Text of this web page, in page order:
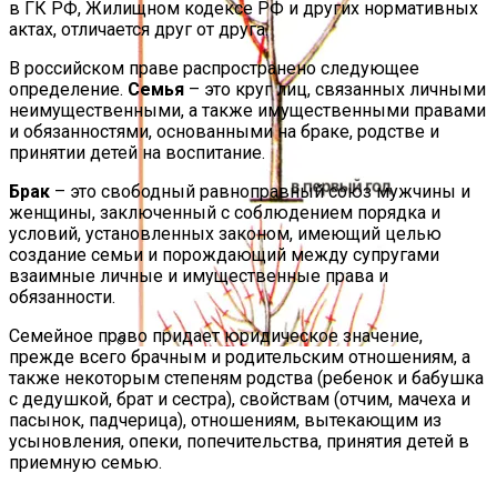
Схема, Как Обрезать Абрикос, Чтобы
Был Хороший Урожай
в ГК РФ, Жилищном кодексе РФ и других нормативных
актах, отличается друг от друга.
В российском праве распространено следующее
определение. Семья – это круг лиц, связанных личными
неимущественными, а также имущественными правами
и обязанностями, основанными на браке, родстве и
принятии детей на воспитание.
Брак – это свободный равноправный союз мужчины и
женщины, заключенный с соблюдением порядка и
условий, установленных законом, имеющий целью
создание семьи и порождающий между супругами
взаимные личные и имущественные права и
обязанности.
Семейное право придает юридическое значение,
прежде всего брачным и родительским отношениям, а
также некоторым степеням родства (ребенок и бабушка
с дедушкой, брат и сестра), свойствам (отчим, мачеха и
пасынок, падчерица), отношениям, вытекающим из
усыновления, опеки, попечительства, принятия детей в
приемную семью.